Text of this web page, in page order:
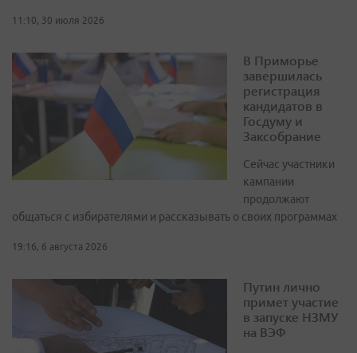
11:10, 30 июля 2026
В Приморье
завершилась
регистрация
кандидатов в
Госдуму и
Заксобрание
Сейчас участники
кампании
продолжают
общаться с избирателями и рассказывать о своих программах
19:16, 6 августа 2026
Путин лично
примет участие
в запуске НЗМУ
на ВЭФ